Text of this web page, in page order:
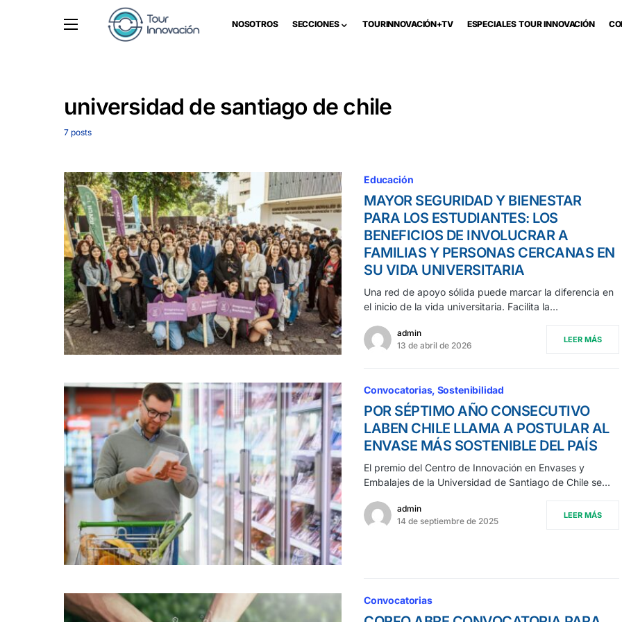
NOSOTROS SECCIONES TOURINNOVACIÓN+TV ESPECIALES TOUR INNOVACIÓN
universidad de santiago de chile
7 posts
Educación
MAYOR SEGURIDAD Y BIENESTAR
PARA LOS ESTUDIANTES: LOS
BENEFICIOS DE INVOLUCRAR A
FAMILIAS Y PERSONAS CERCANAS EN
SU VIDA UNIVERSITARIA
Una red de apoyo sólida puede marcar la diferencia en
el inicio de la vida universitaria. Facilita la…
admin
13 de abril de 2026
LEER MÁS
Convocatorias Sostenibilidad
POR SÉPTIMO AÑO CONSECUTIVO
LABEN CHILE LLAMA A POSTULAR AL
ENVASE MÁS SOSTENIBLE DEL PAÍS
El premio del Centro de Innovación en Envases y
Embalajes de la Universidad de Santiago de Chile se…
admin
14 de septiembre de 2025
LEER MÁS
Convocatorias